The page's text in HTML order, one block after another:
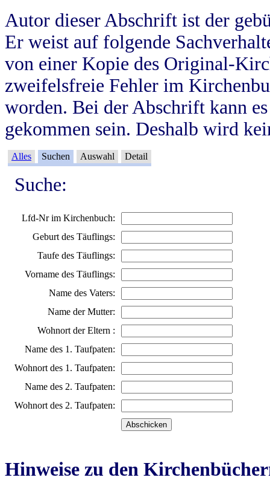
Autor dieser Abschrift ist der
Er weist auf folgende
von einer Kopie des Original-
zweifelsfreie Fehler im
worden. Bei der Abschrift kann
gekommen sein. Deshalb wird
Alles Suchen Auswahl Detail
Suche:
Lfd-Nr im Kirchenbuch:
Geburt des Täuflings:
Taufe des Täuflings:
Vorname des Täuflings:
Name des Vaters:
Name der Mutter:
Wohnort der Eltern :
Name des 1. Taufpaten:
Wohnort des 1. Taufpaten:
Name des 2. Taufpaten:
Wohnort des 2. Taufpaten:
Hinweise zu den